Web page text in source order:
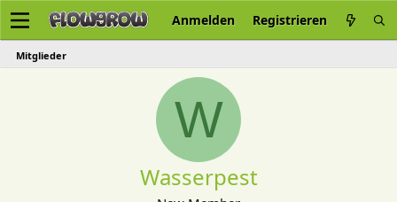
Anmelden Registrieren
Mitglieder
W
Wasserpest